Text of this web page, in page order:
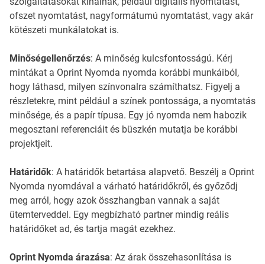
ofszet nyomtatást, nagyformátumú nyomtatást, vagy akár
kötészeti munkálatokat is.
Minőségellenőrzés: A minőség kulcsfontosságú. Kérj
mintákat a Oprint Nyomda nyomda korábbi munkáiból,
hogy láthasd, milyen színvonalra számíthatsz. Figyelj a
részletekre, mint például a színek pontossága, a nyomtatás
minősége, és a papír típusa. Egy jó nyomda nem habozik
megosztani referenciáit és büszkén mutatja be korábbi
projektjeit.
Határidők: A határidők betartása alapvető. Beszélj a Oprint
Nyomda nyomdával a várható határidőkről, és győződj
meg arról, hogy azok összhangban vannak a saját
ütemterveddel. Egy megbízható partner mindig reális
határidőket ad, és tartja magát ezekhez.
Oprint Nyomda árazása: Az árak összehasonlítása is